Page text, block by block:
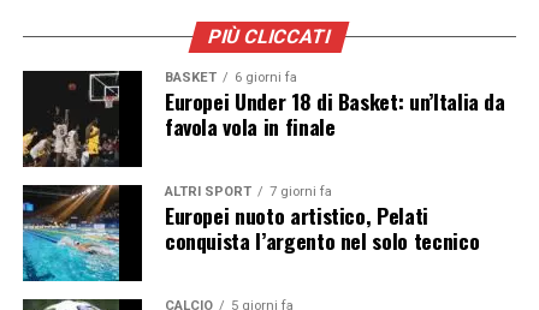
PIÙ CLICCATI
BASKET 6 giorni fa
Europei Under 18 di Basket: un’Italia da
favola vola in finale
ALTRI SPORT 7 giorni fa
Europei nuoto artistico, Pelati
conquista l’argento nel solo tecnico
CALCIO 5 giorni fa